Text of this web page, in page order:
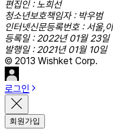
편집인 : 노희선
청소년보호책임자 : 박우범
인터넷신문등록번호 : 서울,
등록일 : 2022년 01월 23일
발행일 : 2021년 01월 10일
© 2013 Wishket Corp.
로그인
회원가입